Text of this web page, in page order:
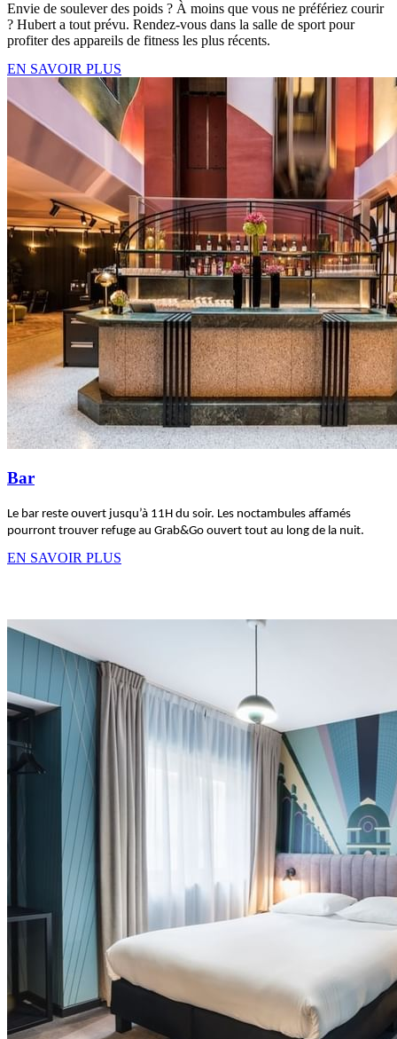
Envie de soulever des poids ? À moins que vous ne préfériez courir
? Hubert a tout prévu. Rendez-vous dans la salle de sport pour
profiter des appareils de fitness les plus récents.
EN SAVOIR PLUS
Bar
Le bar reste ouvert jusqu’à 11H du soir. Les noctambules affamés
pourront trouver refuge au Grab&Go ouvert tout au long de la nuit.
EN SAVOIR PLUS